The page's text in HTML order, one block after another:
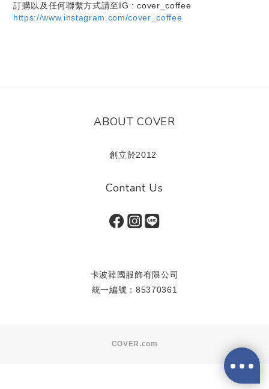
訂購以及任何聯繫方式請至IG : cover_coffee
https://www.instagram.com/cover_coffee
ABOUT COVER
創立於2012
Contant Us
卡波韓國服飾有限公司
統一編號：85370361
COVER.com